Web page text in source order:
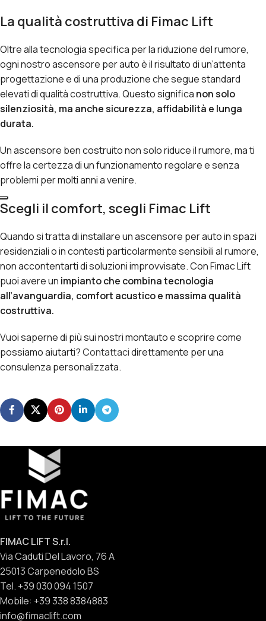
La qualità costruttiva di Fimac Lift
Oltre alla tecnologia specifica per la riduzione del rumore,
ogni nostro ascensore per auto è il risultato di un’attenta
progettazione e di una produzione che segue standard
elevati di qualità costruttiva. Questo significa non solo
silenziosità, ma anche sicurezza, affidabilità e lunga
durata.
Un ascensore ben costruito non solo riduce il rumore, ma ti
offre la certezza di un funzionamento regolare e senza
problemi per molti anni a venire.
Scegli il comfort, scegli Fimac Lift
Quando si tratta di installare un ascensore per auto in spazi
residenziali o in contesti particolarmente sensibili al rumore,
non accontentarti di soluzioni improvvisate. Con Fimac Lift
puoi avere un impianto che combina tecnologia
all’avanguardia, comfort acustico e massima qualità
costruttiva.
Vuoi saperne di più sui nostri montauto e scoprire come
possiamo aiutarti?Contattacidirettamente per una
consulenza personalizzata.
FIMAC LIFT S.r.l.
Via Caduti Del Lavoro, 76 A
25013 Carpenedolo BS
Tel. +39 030 094 1507
Mobile: +39 338 8384883
info@fimaclift.com